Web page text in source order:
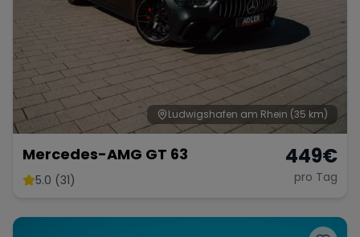
Ludwigshafen am Rhein (35 km)
Mercedes-AMG GT 63
5.0 (31)
449€
pro Tag